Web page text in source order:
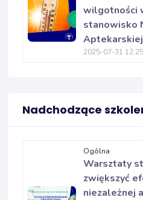
wilgotności
stanowisko
Aptekarskiej
2025-07-31 12:25
Nadchodzące
Ogólna
Warsztaty
zwiększyć
niezależnej